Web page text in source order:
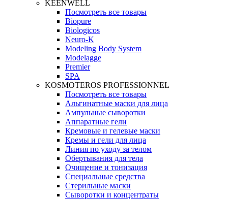
KEENWELL
Посмотреть все товары
Biopure
Biologicos
Neuro‑K
Modeling Body System
Modelagge
Premier
SPA
KOSMOTEROS PROFESSIONNEL
Посмотреть все товары
Альгинатные маски для лица
Ампульные сыворотки
Аппаратные гели
Кремовые и гелевые маски
Кремы и гели для лица
Линия по уходу за телом
Обертывания для тела
Очищение и тонизация
Специальные средства
Стерильные маски
Сыворотки и концентраты